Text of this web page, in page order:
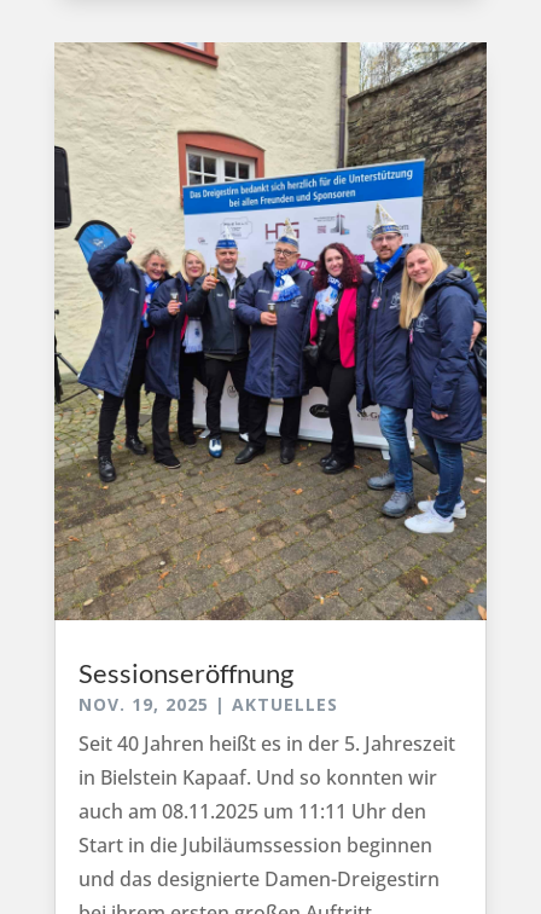
Sessionseröffnung
NOV. 19, 2025 | AKTUELLES
Seit 40 Jahren heißt es in der 5. Jahreszeit
in Bielstein Kapaaf. Und so konnten wir
auch am 08.11.2025 um 11:11 Uhr den
Start in die Jubiläumssession beginnen
und das designierte Damen-Dreigestirn